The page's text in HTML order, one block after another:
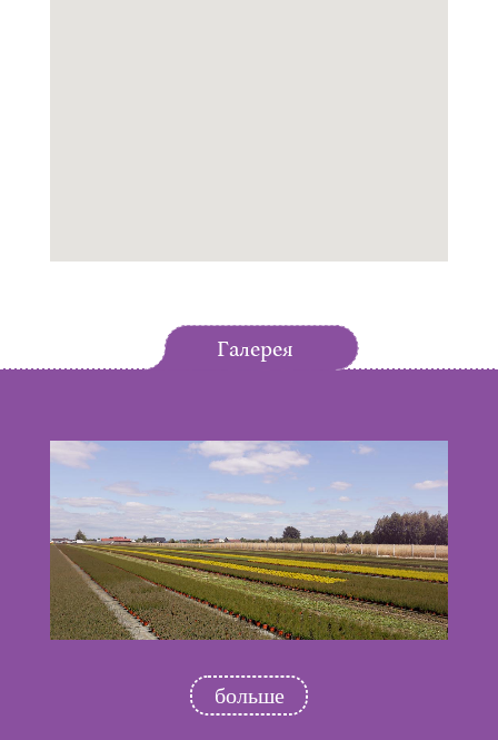
Галерея
больше